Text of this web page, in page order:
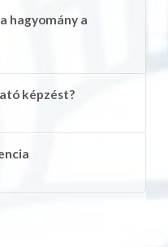
hagyomány a
képzést?